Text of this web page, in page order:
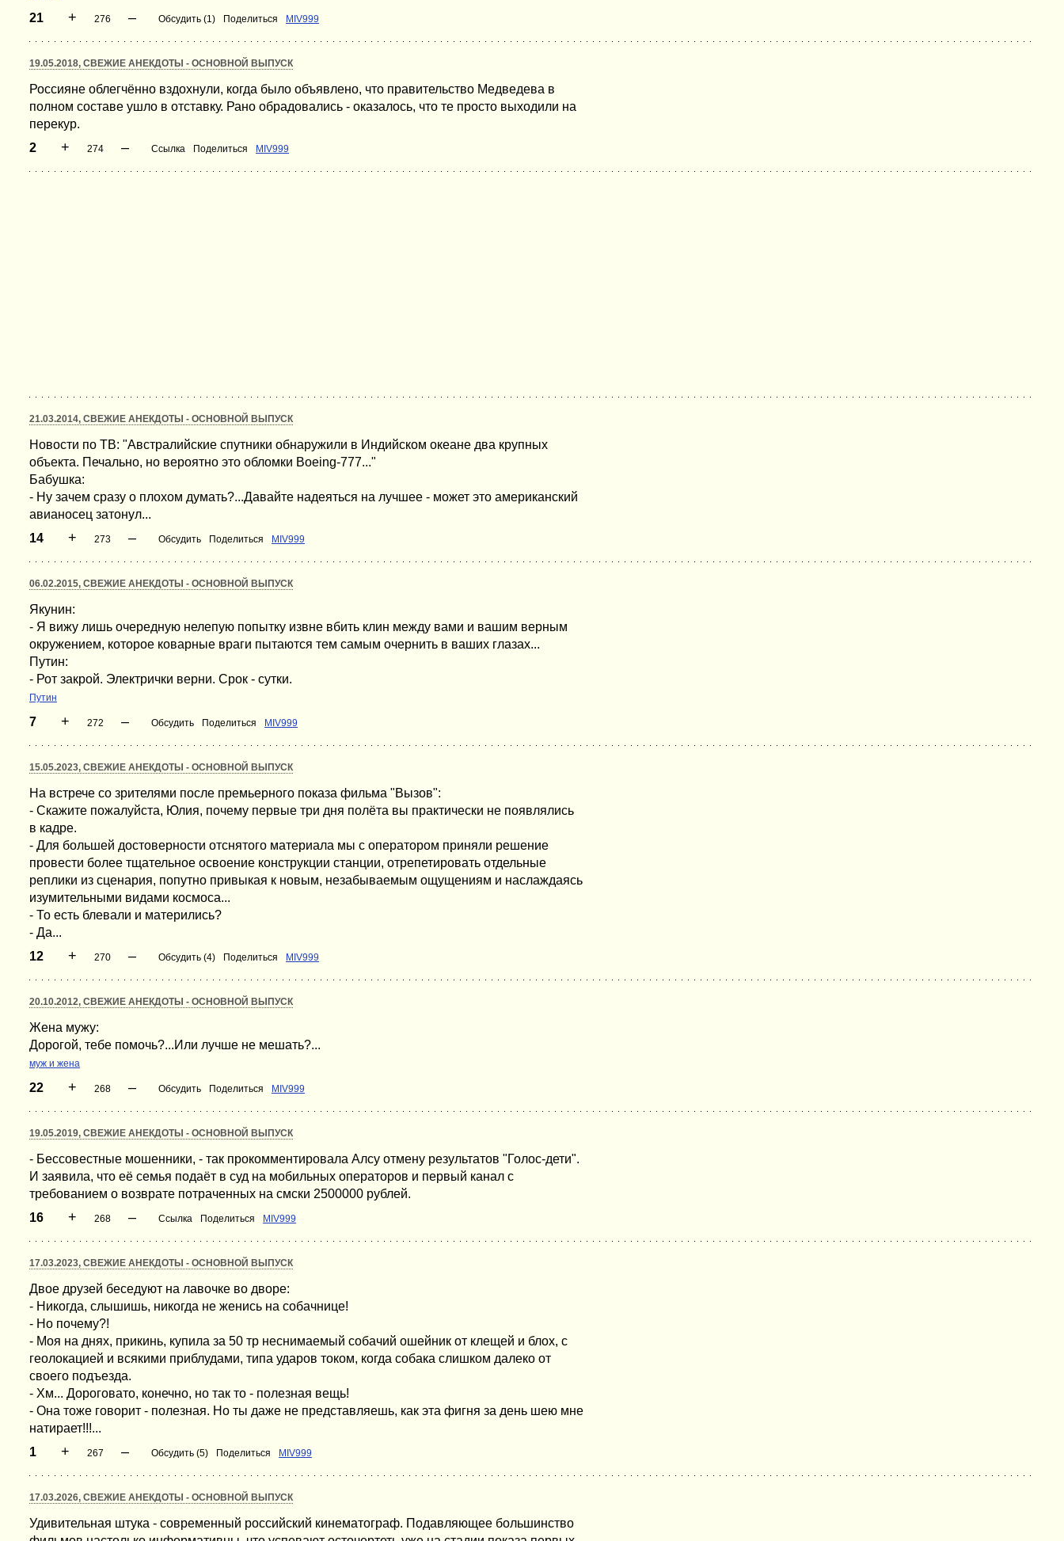
21 + 276 – Обсудить (1) Поделиться MIV999
19.05.2018, СВЕЖИЕ АНЕКДОТЫ - ОСНОВНОЙ ВЫПУСК
Россияне облегчённо вздохнули, когда было объявлено, что правительство Медведева в
полном составе ушло в отставку. Рано обрадовались - оказалось, что те просто выходили на
перекур.
2
+ 274 – Ссылка Поделиться MIV999
21.03.2014, СВЕЖИЕ АНЕКДОТЫ - ОСНОВНОЙ ВЫПУСК
Новости по ТВ: "Австралийские спутники обнаружили в Индийском океане два крупных
объекта. Печально, но вероятно это обломки Boeing-777..."
Бабушка:
- Ну зачем сразу о плохом думать?...Давайте надеяться на лучшее - может это американский
авианосец затонул...
14
+ 273 – Обсудить Поделиться MIV999
06.02.2015, СВЕЖИЕ АНЕКДОТЫ - ОСНОВНОЙ ВЫПУСК
Якунин:
- Я вижу лишь очередную нелепую попытку извне вбить клин между вами и вашим верным
окружением, которое коварные враги пытаются тем самым очернить в ваших глазах...
Путин:
- Рот закрой. Электрички верни. Срок - сутки.
Путин
7 + 272 – Обсудить Поделиться MIV999
15.05.2023, СВЕЖИЕ АНЕКДОТЫ - ОСНОВНОЙ ВЫПУСК
На встрече со зрителями после премьерного показа фильма "Вызов":
- Скажите пожалуйста, Юлия, почему первые три дня полёта вы практически не появлялись
в кадре.
- Для большей достоверности отснятого материала мы с оператором приняли решение
провести более тщательное освоение конструкции станции, отрепетировать отдельные
реплики из сценария, попутно привыкая к новым, незабываемым ощущениям и наслаждаясь
изумительными видами космоса...
- То есть блевали и матерились?
- Да...
12
+ 270 – Обсудить (4) Поделиться MIV999
20.10.2012, СВЕЖИЕ АНЕКДОТЫ - ОСНОВНОЙ ВЫПУСК
Жена мужу:
Дорогой, тебе помочь?...Или лучше не мешать?...
муж и жена
22 + 268 – Обсудить Поделиться MIV999
19.05.2019, СВЕЖИЕ АНЕКДОТЫ - ОСНОВНОЙ ВЫПУСК
- Бессовестные мошенники, - так прокомментировала Алсу отмену результатов "Голос-дети".
И заявила, что её семья подаёт в суд на мобильных операторов и первый канал с
требованием о возврате потраченных на смски 2500000 рублей.
16
+ 268 – Ссылка Поделиться MIV999
17.03.2023, СВЕЖИЕ АНЕКДОТЫ - ОСНОВНОЙ ВЫПУСК
Двое друзей беседуют на лавочке во дворе:
- Никогда, слышишь, никогда не женись на собачнице!
- Но почему?!
- Моя на днях, прикинь, купила за 50 тр неснимаемый собачий ошейник от клещей и блох, с
геолокацией и всякими приблудами, типа ударов током, когда собака слишком далеко от
своего подъезда.
- Хм... Дороговато, конечно, но так то - полезная вещь!
- Она тоже говорит - полезная. Но ты даже не представляешь, как эта фигня за день шею мне
натирает!!!...
1
+ 267 – Обсудить (5) Поделиться MIV999
17.03.2026, СВЕЖИЕ АНЕКДОТЫ - ОСНОВНОЙ ВЫПУСК
Удивительная штука - современный российский кинематограф. Подавляющее большинство